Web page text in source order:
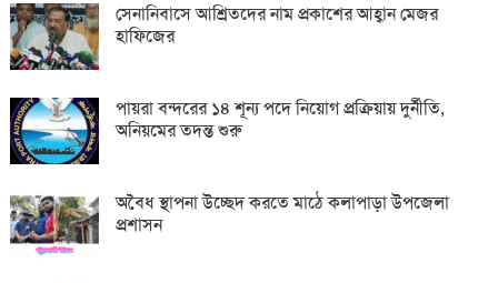
সেনানিবাসে আশ্রিতদের নাম প্রকাশের আহ্বান মেজর
হাফিজের
পায়রা বন্দরের ১৪ শূন্য পদে নিয়োগ প্রক্রিয়ায় দুর্নীতি,
অনিয়মের তদন্ত শুরু
অবৈধ স্থাপনা উচ্ছেদ করতে মাঠে কলাপাড়া উপজেলা
প্রশাসন